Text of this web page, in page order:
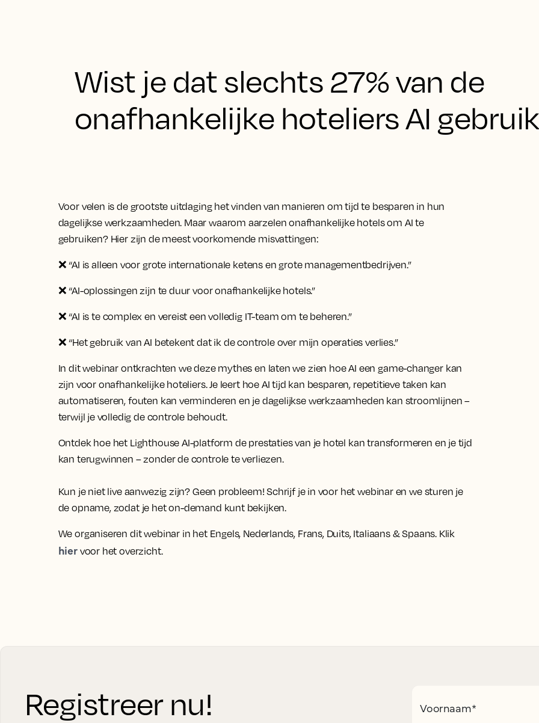
Wist je dat slechts 27% van de
onafhankelijke hoteliers AI
Voor velen is de grootste uitdaging het vinden van manieren om tijd te besparen in hun
dagelijkse werkzaamheden. Maar waarom aarzelen onafhankelijke hotels om AI te
gebruiken? Hier zijn de meest voorkomende misvattingen:
❌ “AI is alleen voor grote internationale ketens en grote managementbedrijven.”
❌ “AI-oplossingen zijn te duur voor onafhankelijke hotels.”
❌ “AI is te complex en vereist een volledig IT-team om te beheren.”
❌ “Het gebruik van AI betekent dat ik de controle over mijn operaties verlies.”
In dit webinar ontkrachten we deze mythes en laten we zien hoe AI een game-changer kan
zijn voor onafhankelijke hoteliers. Je leert hoe AI tijd kan besparen, repetitieve taken kan
automatiseren, fouten kan verminderen en je dagelijkse werkzaamheden kan stroomlijnen –
terwijl je volledig de controle behoudt.
Ontdek hoe het Lighthouse AI-platform de prestaties van je hotel kan transformeren en je tijd
kan terugwinnen – zonder de controle te verliezen.
Kun je niet live aanwezig zijn? Geen probleem! Schrijf je in voor het webinar en we sturen je
de opname, zodat je het on-demand kunt bekijken.
We organiseren dit webinar in het Engels, Nederlands, Frans, Duits, Italiaans & Spaans. Klik
hiervoor het overzicht.
Registreer nu! Voornaam*